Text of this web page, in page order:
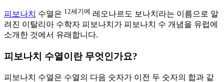
피보나치 수열은 12세기에 레오나르도 보나치라는 이름으로 알
려진 이탈리아 수학자 피보나치가 피보나치 수 개념을 유럽에
소개한 것에서 유래합니다.
피보나치 수열이란 무엇인가요?
피보나치 수열은 수열의 다음 숫자가 이전 두 숫자의 합과 같